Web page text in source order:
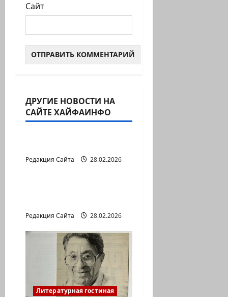
Сайт
ДРУГИЕ НОВОСТИ НА
САЙТЕ ХАЙФАИНФО
Литературная гостиная
Редакция Сайта 28.02.2026
Литературная гостиная
Редакция Сайта 28.02.2026
Литературная гостиная